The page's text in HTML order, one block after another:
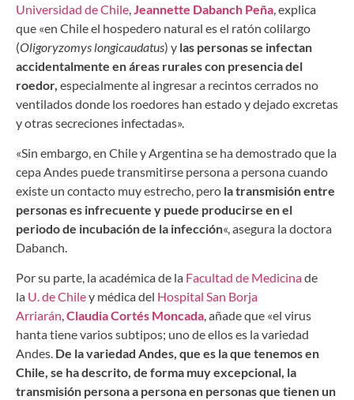
Universidad de Chile Jeannette Dabanch Peña , explica
que «en Chile el hospedero natural es el ratón colilargo
(Oligoryzomys longicaudatus) y las personas se infectan
accidentalmente en áreas rurales con presencia del
roedor, especialmente al ingresar a recintos cerrados no
ventilados donde los roedores han estado y dejado excretas
y otras secreciones infectadas».
«Sin embargo, en Chile y Argentina se ha demostrado que la
cepa Andes puede transmitirse persona a persona cuando
existe un contacto muy estrecho, pero la transmisión entre
personas es infrecuente y puede producirse en el
periodo de incubación de la infección«, asegura la doctora
Dabanch.
Por su parte, la académica de la Facultad de Medicinade
la U. de Chiley médica del Hospital San Borja
Arriarán,Claudia Cortés Moncada, añade que «el virus
hanta tiene varios subtipos; uno de ellos es la variedad
Andes. De la variedad Andes, que es la que tenemos en
Chile, se ha descrito, de forma muy excepcional, la
transmisión persona a persona en personas que tienen un